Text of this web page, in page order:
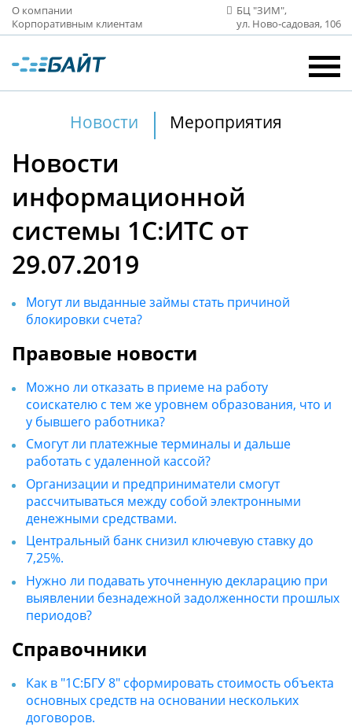
О компании
Корпоративным клиентам
БЦ "ЗИМ",
ул. Ново‑садовая, 106
Новости Мероприятия
Новости
информационной
системы 1С:ИТС от
29.07.2019
Могут ли выданные займы стать причиной
блокировки счета?
Правовые новости
Можно ли отказать в приеме на работу
соискателю с тем же уровнем образования, что и
у бывшего работника?
Смогут ли платежные терминалы и дальше
работать с удаленной кассой?
Организации и предприниматели смогут
рассчитываться между собой электронными
денежными средствами.
Центральный банк снизил ключевую ставку до
7,25%.
Нужно ли подавать уточненную декларацию при
выявлении безнадежной задолженности прошлых
периодов?
Справочники
Как в "1С:БГУ 8" сформировать стоимость объекта
основных средств на основании нескольких
договоров.